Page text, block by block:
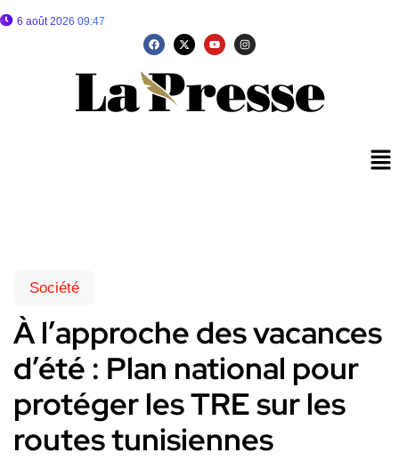
6 août 2026 09:47
Société
À l’approche des vacances
d’été : Plan national pour
protéger les TRE sur les
routes tunisiennes